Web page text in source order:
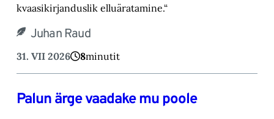
kvaasikirjanduslik elluäratamine.“
Juhan Raud
31. VII 2026 8minutit
Palun ärge vaadake mu poole